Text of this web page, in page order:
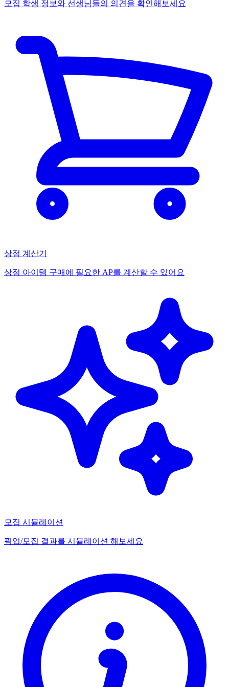
모집 학생 정보와 선생님들의 의견을 확인해보세요
상점 계산기
상점 아이템 구매에 필요한 AP를 계산할 수 있어요
모집 시뮬레이션
픽업/모집 결과를 시뮬레이션 해보세요